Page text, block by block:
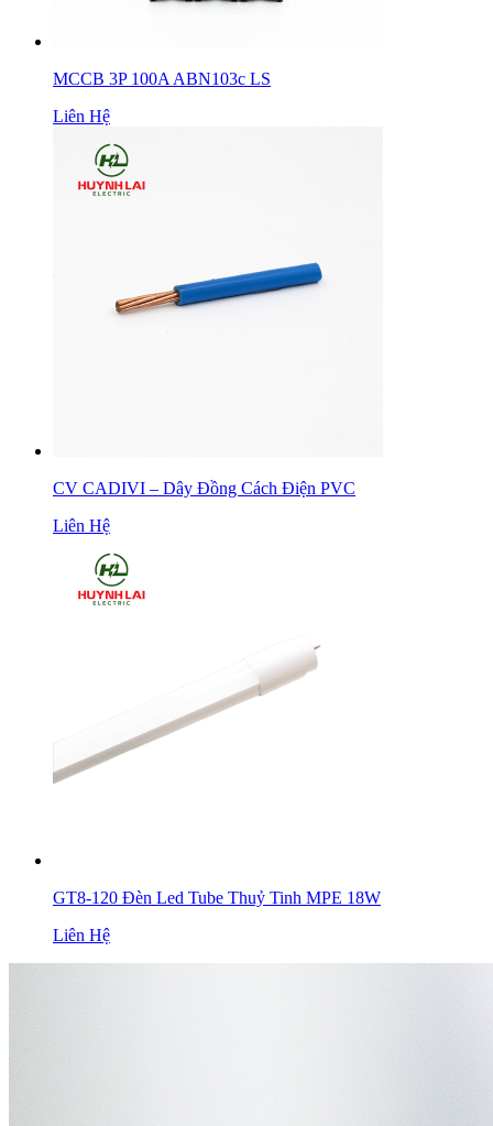
MCCB 3P 100A ABN103c LS
Liên Hệ
CV CADIVI – Dây Đồng Cách Điện PVC
Liên Hệ
GT8-120 Đèn Led Tube Thuỷ Tinh MPE 18W
Liên Hệ